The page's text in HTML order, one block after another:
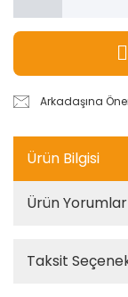
Arkadaşına
Ürün Bilgisi
Ürün
Taksit